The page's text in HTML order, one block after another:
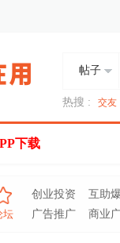
帖子
热搜 : 交友
下载
坛
创业投资 互助
广告推广
商业